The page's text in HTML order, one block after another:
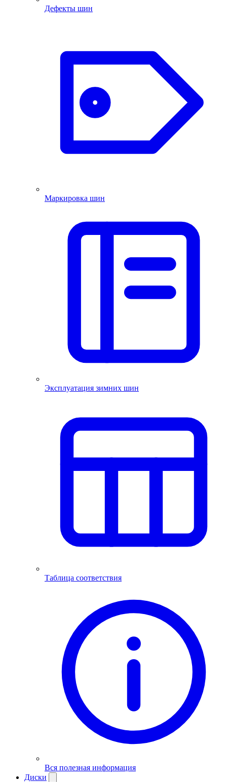
Дефекты шин
Маркировка шин
Эксплуатация зимних шин
Таблица соответствия
Вся полезная информация
Диски